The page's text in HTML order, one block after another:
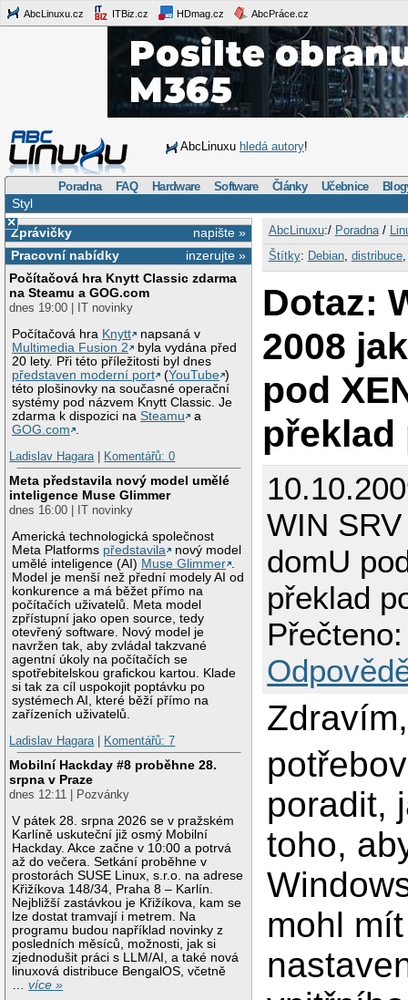
AbcLinuxu.cz ITBiz.cz HDmag.cz AbcPráce.cz
AbcLinuxu hledá autory!
Poradna FAQ Hardware Software Články Učebnice
Styl
×
napište »
Zprávičky
inzerujte »
Pracovní nabídky
Počítačová hra Knytt Classic zdarma
na Steamu a GOG.com
dnes 19:00 | IT novinky
Počítačová hra Knytt
napsaná v
Multimedia Fusion 2
byla vydána před
20 lety. Při této příležitosti byl dnes
představen moderní port
(YouTube )
této plošinovky na současné operační
systémy pod názvem Knytt Classic. Je
zdarma k dispozici naSteamu
a
GOG.com
Ladislav Hagara| Komentářů: 0
Meta představila nový model umělé
inteligence Muse Glimmer
dnes 16:00 | IT novinky
Americká technologická společnost
Meta Platforms představila
nový model
umělé inteligence (AI) Muse Glimmer
Model je menší než přední modely AI od
konkurence a má běžet přímo na
počítačích uživatelů. Meta model
zpřístupní jako open source, tedy
otevřený software. Nový model je
navržen tak, aby zvládal takzvané
agentní úkoly na počítačích se
spotřebitelskou grafickou kartou. Klade
si tak za cíl uspokojit poptávku po
systémech AI, které běží přímo na
zařízeních uživatelů.
Ladislav Hagara| Komentářů: 7
Mobilní Hackday #8 proběhne 28.
srpna v Praze
dnes 12:11 | Pozvánky
V pátek 28. srpna 2026 se v pražském
Karlíně uskuteční již osmý Mobilní
Hackday. Akce začne v 10:00 a potrvá
až do večera. Setkání proběhne v
prostorách SUSE Linux, s.r.o. na adrese
Křižíkova 148/34, Praha 8 – Karlín.
Nejbližší zastávkou je Křižíkova, kam se
lze dostat tramvají i metrem. Na
programu budou například novinky z
posledních měsíců, možnosti, jak si
zjednodušit práci s LLM/AI, a také nová
linuxová distribuce BengalOS, včetně
…více »
AbcLinuxu:/ Poradna/
Štítky: Debian, distribuce
Dotaz:
2008
pod
překlad
WIN
domU
překlad
Zdravím,
poradit,
toho,
mohl mít